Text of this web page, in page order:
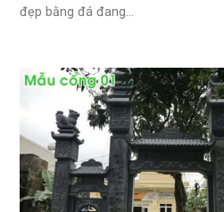
đẹp bằng đá đang...